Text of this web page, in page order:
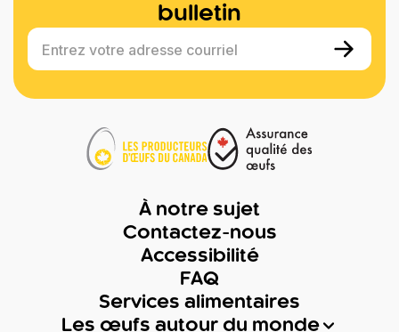
bulletin
Entrez votre adresse courriel
À notre sujet
Contactez-nous
Accessibilité
FAQ
Services alimentaires
Les œufs autour du monde